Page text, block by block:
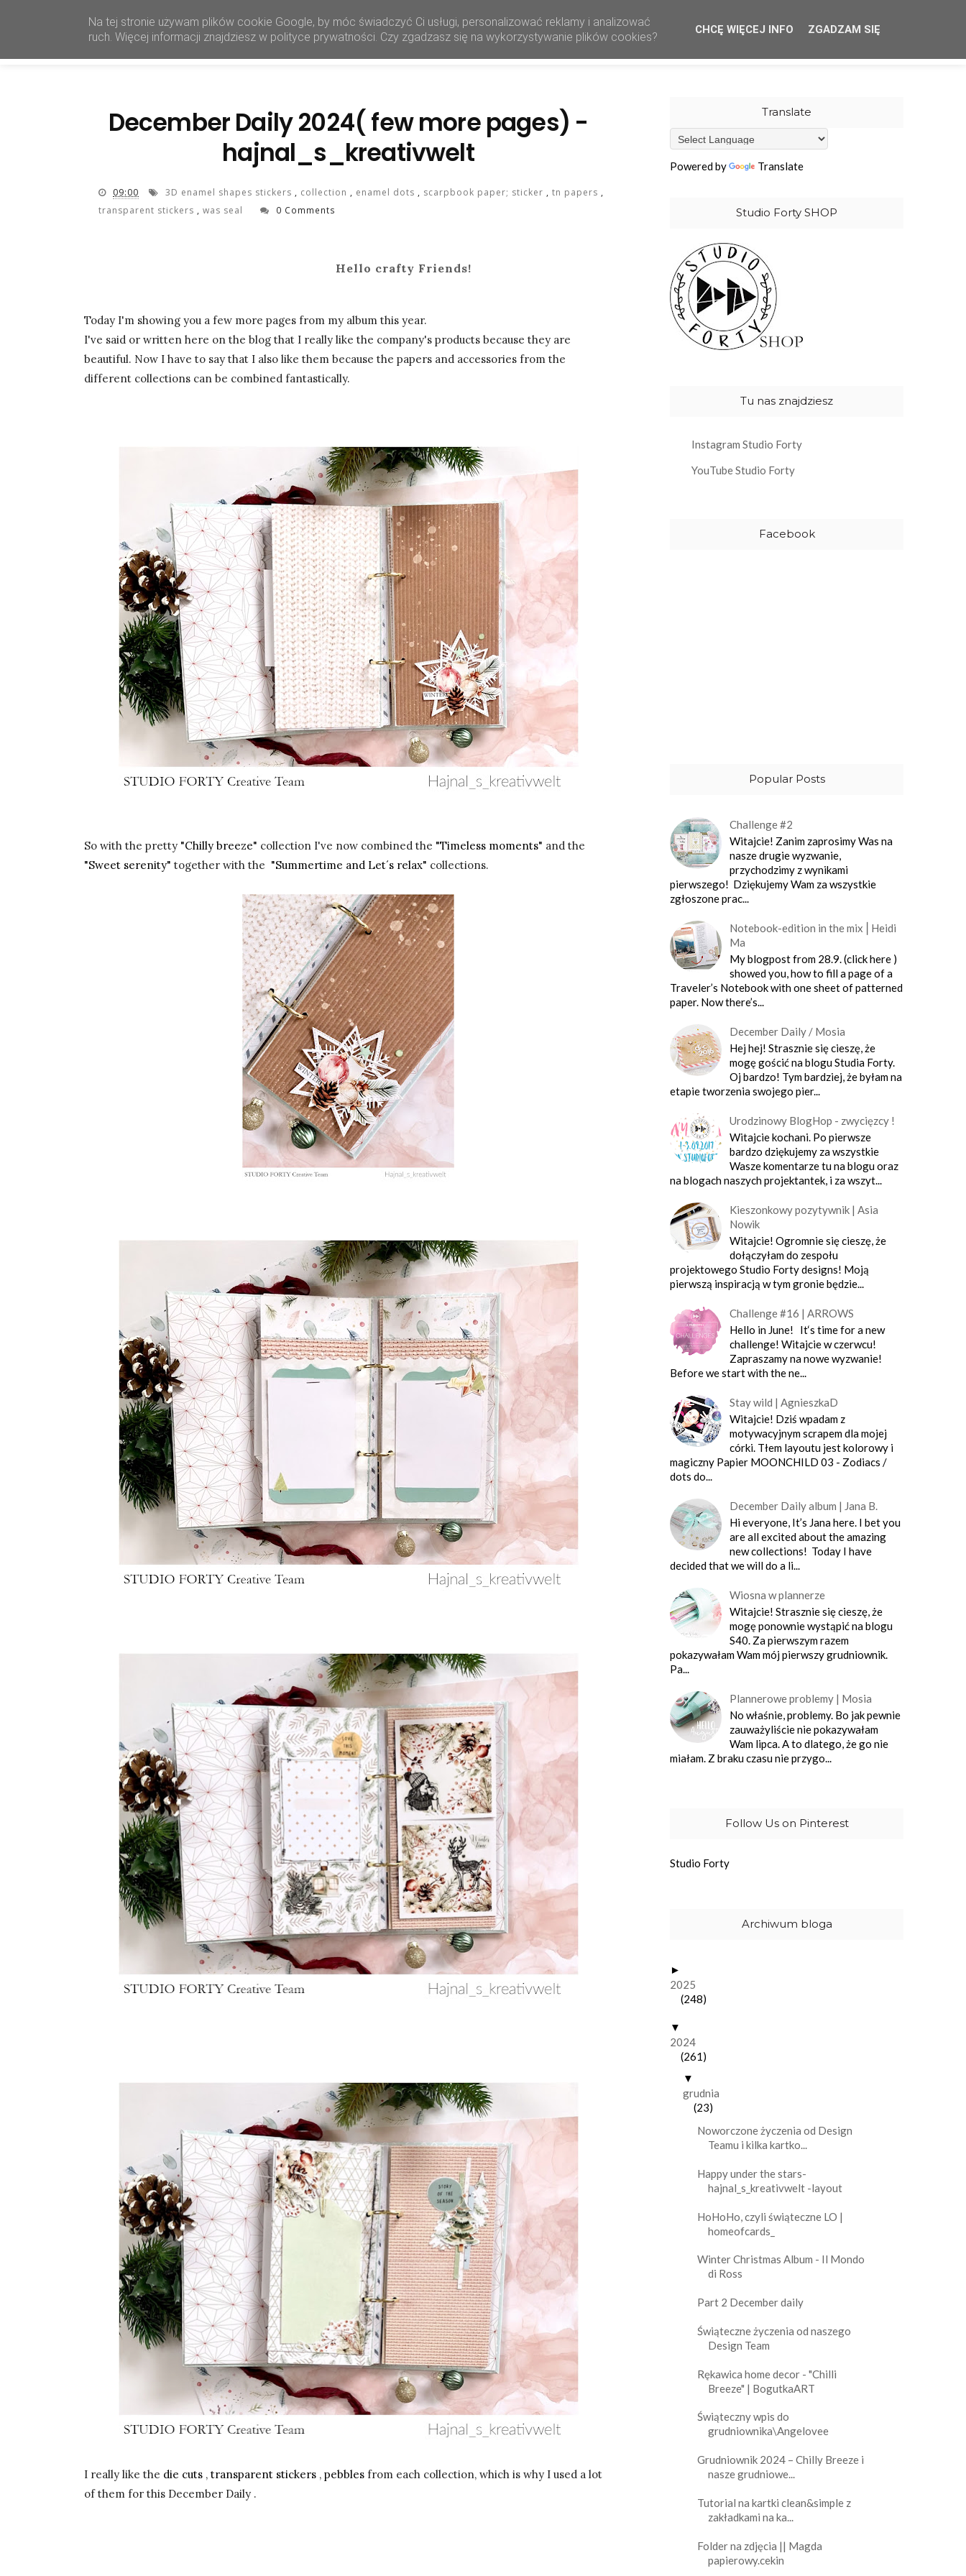
HOME SHOP CREATIVE TEAM WHOLESALE OUR STAMPS
December Daily 2024( few more pages) -
hajnal_s_kreativwelt
09:00 3D enamel shapes stickers , collection , enamel dots , scarpbook paper; sticker , tn papers ,
transparent stickers , was seal 0 Comments
Hello crafty Friends!
Today I'm showing you a few more pages from my album this year.
I've said or written here on the blog that I really like the company's products because they are
beautiful. Now I have to say that I also like them because the papers and accessories from the
different collections can be combined fantastically.
So with the pretty "Chilly breeze" collection I've now combined the "Timeless moments" and the
"Sweet serenity" together with the "Summertime and Let´s relax" collections.
I really like the die cuts , transparent stickers , pebbles from each collection, which is why I used a lot
of them for this December Daily .
Translate
Powered by Translate
Studio Forty SHOP
Tu nas znajdziesz
Instagram Studio Forty
YouTube Studio Forty
Facebook
Popular Posts
Challenge #2
Witajcie! Zanim zaprosimy Was na
nasze drugie wyzwanie,
przychodzimy z wynikami
pierwszego! Dziękujemy Wam za wszystkie
zgłoszone prac...
Notebook-edition in the mix⎪Heidi
Ma
My blogpost from 28.9. (click here )
showed you, how to fill a page of a
Traveler’s Notebook with one sheet of patterned
paper. Now there’s...
December Daily / Mosia
Hej hej! Strasznie się cieszę, że
mogę gościć na blogu Studia Forty.
Oj bardzo! Tym bardziej, że byłam na
etapie tworzenia swojego pier...
Urodzinowy BlogHop - zwycięzcy !
Witajcie kochani. Po pierwsze
bardzo dziękujemy za wszystkie
Wasze komentarze tu na blogu oraz
na blogach naszych projektantek, i za wszyt...
Kieszonkowy pozytywnik | Asia
Nowik
Witajcie! Ogromnie się cieszę, że
dołączyłam do zespołu
projektowego Studio Forty designs! Moją
pierwszą inspiracją w tym gronie będzie...
Challenge #16 | ARROWS
Hello in June! It‘s time for a new
challenge! Witajcie w czerwcu!
Zapraszamy na nowe wyzwanie!
Before we start with the ne...
Stay wild | AgnieszkaD
Witajcie! Dziś wpadam z
motywacyjnym scrapem dla mojej
córki. Tłem layoutu jest kolorowy i
magiczny Papier MOONCHILD 03 - Zodiacs /
dots do...
December Daily album | Jana B.
Hi everyone, It’s Jana here. I bet you
are all excited about the amazing
new collections! Today I have
decided that we will do a li...
Wiosna w plannerze
Witajcie! Strasznie się cieszę, że
mogę ponownie wystąpić na blogu
S40. Za pierwszym razem
pokazywałam Wam mój pierwszy grudniownik.
Pa...
Plannerowe problemy | Mosia
No właśnie, problemy. Bo jak pewnie
zauważyliście nie pokazywałam
Wam lipca. A to dlatego, że go nie
miałam. Z braku czasu nie przygo...
Follow Us on Pinterest
Studio Forty
Archiwum bloga
►
2025
(248)
▼
2024
(261)
▼
grudnia
(23)
Noworczone życzenia od Design
Teamu i kilka kartko...
Happy under the stars-
hajnal_s_kreativwelt -layout
HoHoHo, czyli świąteczne LO |
homeofcards_
Winter Christmas Album - Il Mondo
di Ross
Part 2 December daily
Świąteczne życzenia od naszego
Design Team
Rękawica home decor - "Chilli
Breeze" | BogutkaART
Świąteczny wpis do
grudniownika\Angelovee
Grudniownik 2024 – Chilly Breeze i
nasze grudniowe...
Tutorial na kartki clean&simple z
zakładkami na ka...
Folder na zdjęcia || Magda
papierowy.cekin
Na tej stronie używam plików cookie Google, by móc świadczyć Ci usługi, personalizować reklamy i analizować
ruch. Więcej informacji znajdziesz w polityce prywatności. Czy zgadzasz się na wykorzystywanie plików cookies?
CHCĘ WIĘCEJ INFO ZGADZAM SIĘ